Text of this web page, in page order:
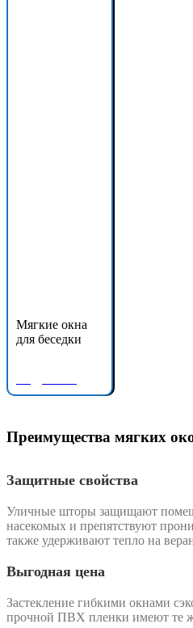
Мягкие окна
для беседки
Преимущества мягких
Защитные свойства
Уличные шторы защищают
насекомых и препятствуют
также удерживают тепло на
Выгодная цена
Застекление гибкими окнами
прочной ПВХ пленки имеют те